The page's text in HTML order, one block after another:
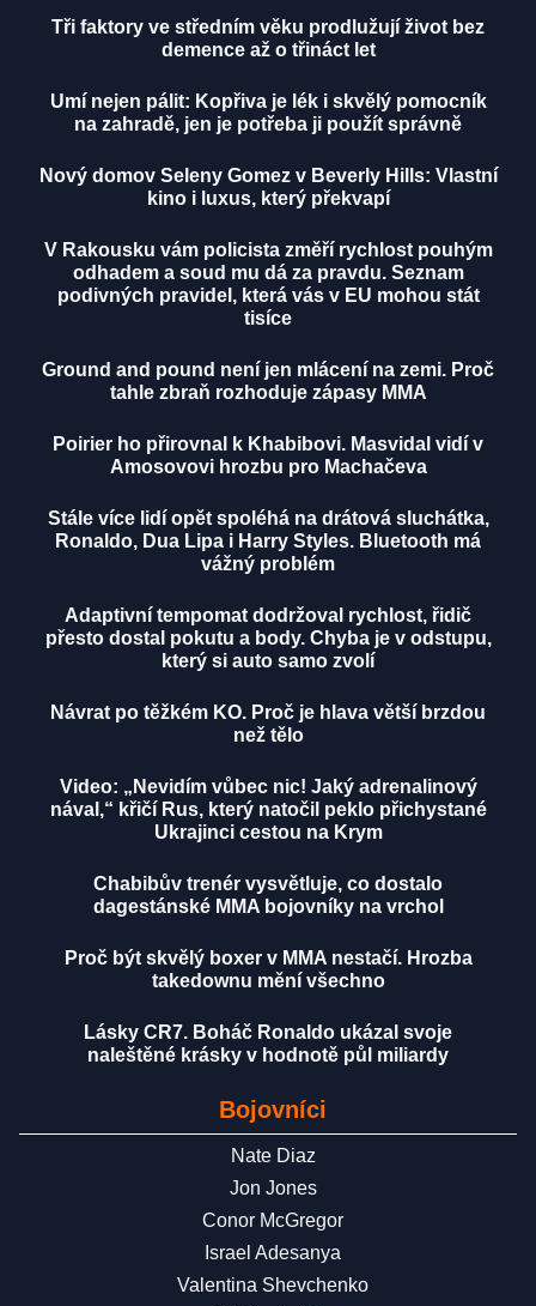
Tři faktory ve středním věku prodlužují život bez
demence až o třináct let
Umí nejen pálit: Kopřiva je lék i skvělý pomocník
na zahradě, jen je potřeba ji použít správně
Nový domov Seleny Gomez v Beverly Hills: Vlastní
kino i luxus, který překvapí
V Rakousku vám policista změří rychlost pouhým
odhadem a soud mu dá za pravdu. Seznam
podivných pravidel, která vás v EU mohou stát
tisíce
Ground and pound není jen mlácení na zemi. Proč
tahle zbraň rozhoduje zápasy MMA
Poirier ho přirovnal k Khabibovi. Masvidal vidí v
Amosovovi hrozbu pro Machačeva
Stále více lidí opět spoléhá na drátová sluchátka,
Ronaldo, Dua Lipa i Harry Styles. Bluetooth má
vážný problém
Adaptivní tempomat dodržoval rychlost, řidič
přesto dostal pokutu a body. Chyba je v odstupu,
který si auto samo zvolí
Návrat po těžkém KO. Proč je hlava větší brzdou
než tělo
Video: „Nevidím vůbec nic! Jaký adrenalinový
nával,“ křičí Rus, který natočil peklo přichystané
Ukrajinci cestou na Krym
Chabibův trenér vysvětluje, co dostalo
dagestánské MMA bojovníky na vrchol
Proč být skvělý boxer v MMA nestačí. Hrozba
takedownu mění všechno
Lásky CR7. Boháč Ronaldo ukázal svoje
naleštěné krásky v hodnotě půl miliardy
Bojovníci
Nate Diaz
Jon Jones
Conor McGregor
Israel Adesanya
Valentina Shevchenko